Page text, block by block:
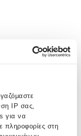
IP σας,
για να
πληροφορίες στη